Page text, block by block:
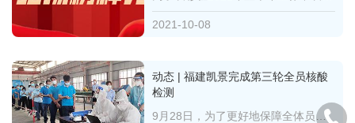
2021-10-08
动态 | 福建凯景完成第三轮全员核酸
检测
9月28日，为了更好地保障全体员工的生命安全和身体健康，响应漳州台商投资区疫情防控工作指挥部的工作要...